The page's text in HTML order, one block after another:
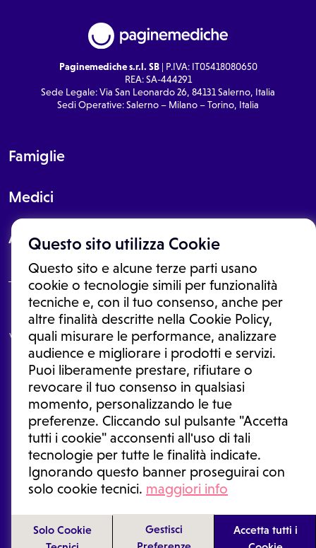
Questo sito utilizza Cookie
Questo sito e alcune terze parti usano
cookie o tecnologie simili per funzionalità
tecniche e, con il tuo consenso, anche per
altre finalità descritte nella Cookie Policy,
quali misurare le performance, analizzare
audience e migliorare i prodotti e servizi.
Puoi liberamente prestare, rifiutare o
revocare il tuo consenso in qualsiasi
momento, personalizzando le tue
preferenze. Cliccando sul pulsante "Accetta
tutti i cookie" acconsenti all'uso di tali
tecnologie per tutte le finalità indicate.
Ignorando questo banner proseguirai con
solo cookie tecnici. maggiori info
Solo Cookie
Gestisci
Accetta tutti i
Paginemediche s.r.l. SB| P.IVA: IT05418080650
REA: SA-444291
Sede Legale: Via San Leonardo 26, 84131 Salerno, Italia
Sedi Operative: Salerno – Milano – Torino, Italia
Famiglie
Medici
About
Le informazioni proposte in questo sito non sono un consulto medico.
In nessun caso, queste informazioni sostituiscono un consulto, una
visita o una diagnosi formulata dal medico. Non si devono considerare
le informazioni disponibili come suggerimenti per la formulazione di
una diagnosi, la determinazione di un trattamento o l'assunzione o
sospensione di un farmaco senza prima consultare un medico di
medicina generale o uno specialista.
Condizioni di utilizzo|Privacy Policy |Gestione cookie
Ⓒ 2026 | Tutti i diritti riservati.